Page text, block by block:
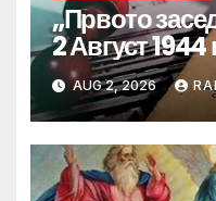
„Првото
2 Август 1944
AUG 2, 2026